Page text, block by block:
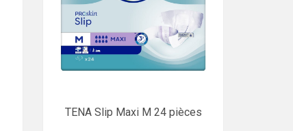
TENA Slip Maxi M 24 pièces